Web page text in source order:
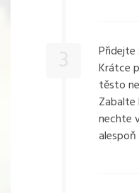
Krátce
těsto
nechte